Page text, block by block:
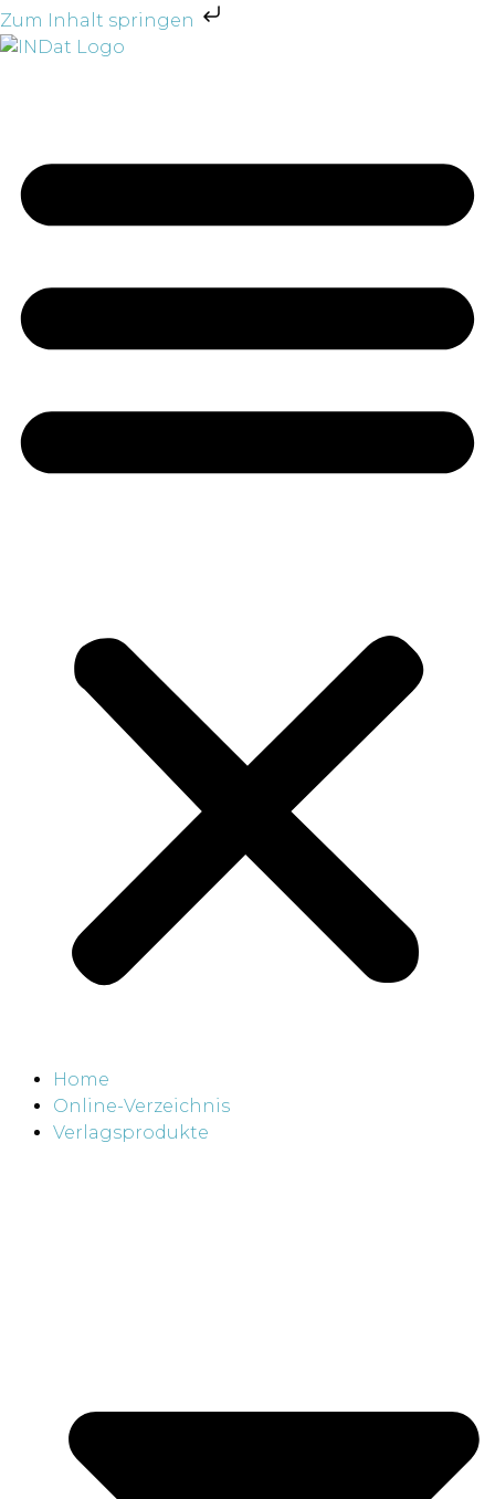
Zum Inhalt springen
Home
Online-Verzeichnis
Verlagsprodukte